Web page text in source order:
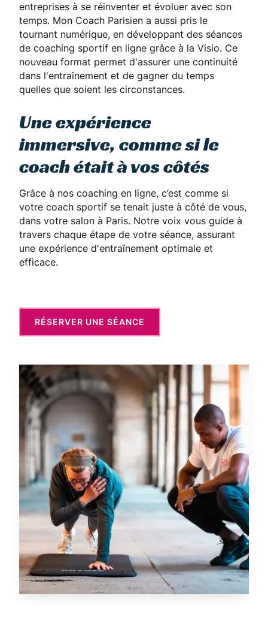
entreprises à se réinventer et évoluer avec son
temps. Mon Coach Parisien a aussi pris le
tournant numérique, en développant des séances
de coaching sportif en ligne grâce à la Visio. Ce
nouveau format permet d'assurer une continuité
dans l'entraînement et de gagner du temps
quelles que soient les circonstances.
Une expérience
immersive, comme si le
coach était à vos côtés
Grâce à nos coaching en ligne, c’est comme si
votre coach sportif se tenait juste à côté de vous,
dans votre salon à Paris. Notre voix vous guide à
travers chaque étape de votre séance, assurant
une expérience d'entraînement optimale et
efficace.
RÉSERVER UNE SÉANCE